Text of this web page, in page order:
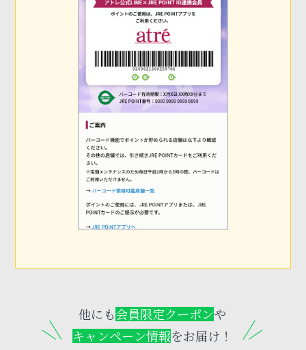
他にも会員限定クーポンや
キャンペーン情報をお届け！